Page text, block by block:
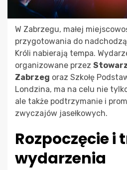
W Zabrzegu, małej
przygotowania do
Króli nabierają tempa.
organizowane przez
Zabrzeg oraz Szkołę
Londzina, ma na celu nie
ale także podtrzymanie i
zwyczajów jasełkowych.
Rozpoczęcie i
wydarzenia